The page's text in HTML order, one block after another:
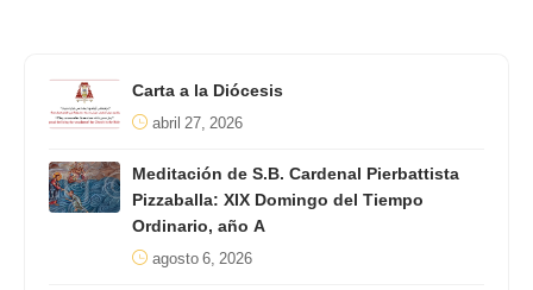
Carta a la Diócesis
abril 27, 2026
Meditación de S.B. Cardenal Pierbattista
Pizzaballa: XIX Domingo del Tiempo
Ordinario, año A
agosto 6, 2026